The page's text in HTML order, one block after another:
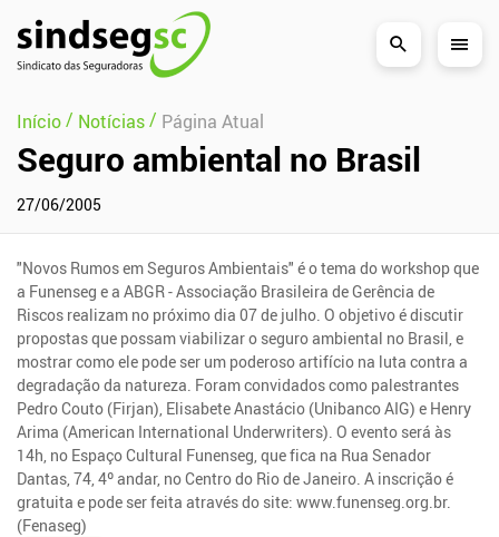
Pular Navegação (s)
Início/ Notícias/ Página Atual
Seguro ambiental no Brasil
27/06/2005
"Novos Rumos em Seguros Ambientais" é o tema do workshop que
a Funenseg e a ABGR - Associação Brasileira de Gerência de
Riscos realizam no próximo dia 07 de julho. O objetivo é discutir
propostas que possam viabilizar o seguro ambiental no Brasil, e
mostrar como ele pode ser um poderoso artifício na luta contra a
degradação da natureza. Foram convidados como palestrantes
Pedro Couto (Firjan), Elisabete Anastácio (Unibanco AIG) e Henry
Arima (American International Underwriters). O evento será às
14h, no Espaço Cultural Funenseg, que fica na Rua Senador
Dantas, 74, 4º andar, no Centro do Rio de Janeiro. A inscrição é
gratuita e pode ser feita através do site: www.funenseg.org.br.
(Fenaseg)